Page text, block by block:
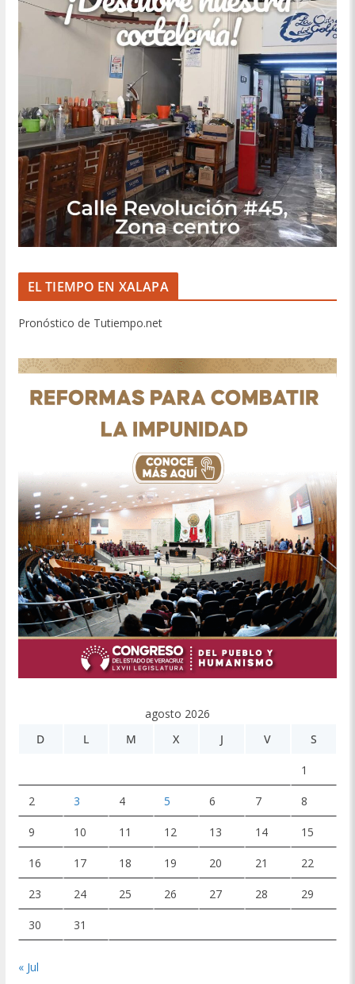
EL TIEMPO EN XALAPA
Pronóstico de Tutiempo.net
agosto 2026
D
L M X J V S
1
2 3 4 5 6 7 8
9 10 11 12 13 14 15
16 17 18 19 20 21 22
23 24 25 26 27 28 29
30 31
« Jul